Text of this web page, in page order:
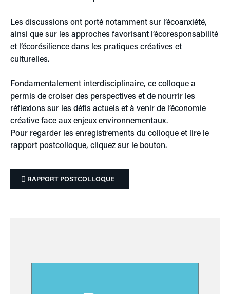
Les discussions ont porté notamment sur l’écoanxiété,
ainsi que sur les approches favorisant l’écoresponsabilité
et l’écorésilience dans les pratiques créatives et
culturelles.
Fondamentalement interdisciplinaire, ce colloque a
permis de croiser des perspectives et de nourrir les
réflexions sur les défis actuels et à venir de l’économie
créative face aux enjeux environnementaux.
Pour regarder les enregistrements du colloque et lire le
rapport postcolloque, cliquez sur le bouton.
RAPPORT POSTCOLLOQUE